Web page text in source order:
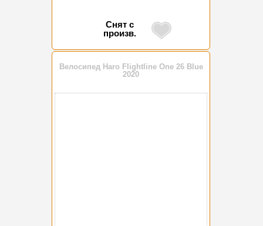
Снят с
произв.
Велосипед Haro Flightline One 26 Blue
2020